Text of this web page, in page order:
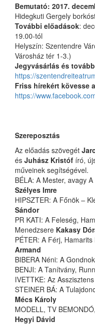
Bemutató: 2017.
Hidegkuti Gergely
További előadások:
19.00-tól
Helyszín: Szentendre
Városház tér 1-3.)
Jegyvásárlás és
https://
Friss hírekért kövesse
https://
Szereposztás
Az előadás szövegét
és Juhász Kristóf író,
műveinek segítségével.
BÉLA: A Mester, avagy
Szélyes Imre
HIPSZTER: A Főnök –
Sándor
PR KATI: A Feleség,
Menedzsere Kakasy
PÉTER: A Férj,
Armand
BIBERA Néni: A Gondnok
BENJI: A Tanítvány,
IVETTKE: Az Asszisztens
STEINER BÁ: A
Mécs Károly
MODELL, TV
Hegyi Dávid